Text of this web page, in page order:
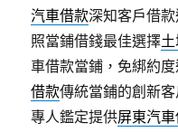
汽車借款深知客戶借
照當鋪借錢最佳選擇
車借款當鋪，免綁約
借款傳統當鋪的創新
專人鑑定提供屏東汽